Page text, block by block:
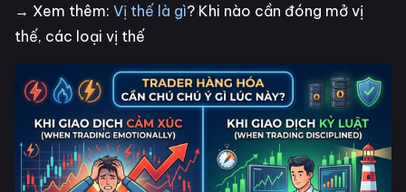
→ Xem thêm: Vị thế là gì? Khi nào cần đóng mở vị
thế, các loại vị thế